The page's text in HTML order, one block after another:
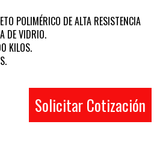
POLIMÉRICO DE ALTA RESISTENCIA
DE VIDRIO.
KILOS.
Solicitar Cotización